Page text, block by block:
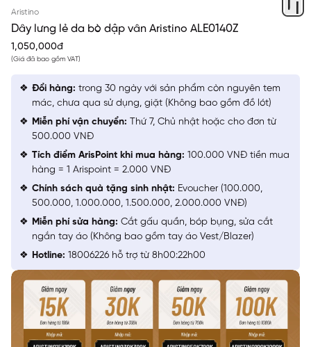
Aristino
Dây lưng lẻ da bò dập vân Aristino ALE0140Z
1,050,000đ
(Giá đã bao gồm VAT)
Đổi hàng: trong 30 ngày với sản phẩm còn nguyên tem
mác, chưa qua sử dụng, giặt (Không bao gồm đồ lót)
Miễn phí vận chuyển: Thứ 7, Chủ nhật hoặc cho đơn từ
500.000 VNĐ
Tích điểm ArisPoint khi mua hàng: 100.000 VNĐ tiền mua
hàng = 1 Arispoint = 2.000 VNĐ
Chính sách quà tặng sinh nhật: Evoucher (100.000,
500.000, 1.000.000, 1.500.000, 2.000.000 VNĐ)
Miễn phí sửa hàng: Cắt gấu quần, bóp bụng, sửa cắt
ngắn tay áo (Không bao gồm tay áo Vest/Blazer)
Hotline: 18006226 hỗ trợ từ 8h00:22h00